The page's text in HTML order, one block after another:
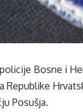
Bosne i
Posušja.